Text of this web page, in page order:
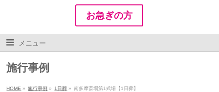
お急ぎの方
メニュー
施行事例
HOME » 施行事例 » 1日葬 » 南多摩斎場第1式場【1日葬】